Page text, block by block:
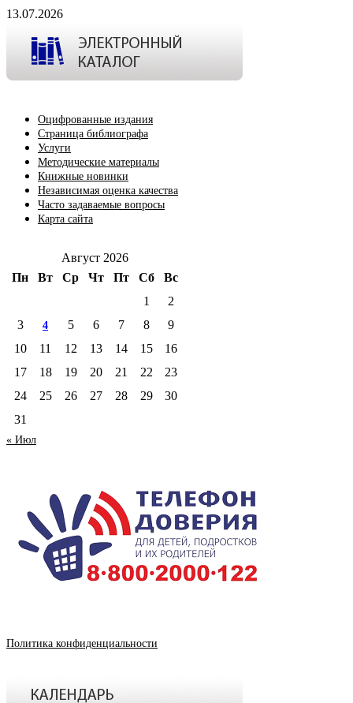
13.07.2026
Оцифрованные издания
Страница библиографа
Услуги
Методические материалы
Книжные новинки
Независимая оценка качества
Часто задаваемые вопросы
Карта сайта
Август 2026
Пн
Вт Ср Чт Пт Сб
Вс
1
2
3
4 5 6 7 8
9
10
11 12 13 14 15
16
17
18 19 20 21 22
23
24
25 26 27 28 29
30
31
« Июл
Политика конфиденциальности